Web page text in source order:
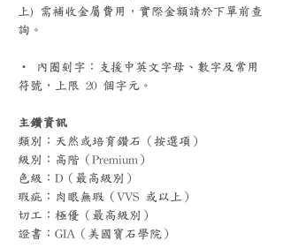
上) 需補收金屬費用，實際金額請於下單前查
詢。
‧ 內圈刻字：支援中英文字母、數字及常用
符號，上限 20 個字元。
主鑽資訊
類別：天然或培育鑽石（按選項）
級別：高階（Premium）
色級：D（最高級別）
瑕疵：肉眼無瑕（VVS 或以上）
切工：極優（最高級別）
證書：GIA（美國寶石學院）